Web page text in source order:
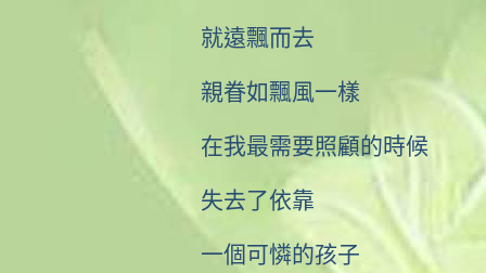
就遠飄而去
親眷如飄風一樣
在我最需要照顧的時候
失去了依靠
一個可憐的孩子